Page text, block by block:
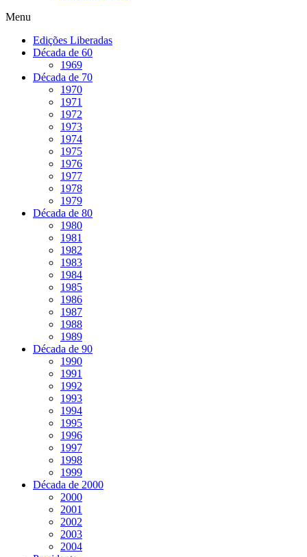
Menu
Edições Liberadas
Década de 60
1969
Década de 70
1970
1971
1972
1973
1974
1975
1976
1977
1978
1979
Década de 80
1980
1981
1982
1983
1984
1985
1986
1987
1988
1989
Década de 90
1990
1991
1992
1993
1994
1995
1996
1997
1998
1999
Década de 2000
2000
2001
2002
2003
2004